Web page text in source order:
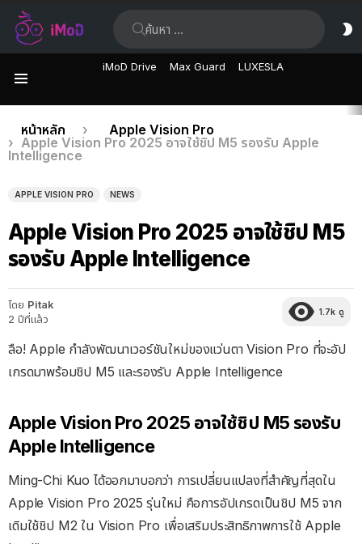
iMoD Drive Max Guard LUXESLA
เรื่อง
ล่าสุด
คุณอยู่ที่นี่:
หน้าหลัก
Apple Vision Pro
Apple Vision Pro 2025 อาจใช้ชิป M5 รองรับ Apple
Intelligence
APPLE VISION PRO NEWS
Apple Vision Pro 2025 อาจใช้ชิป M5
รองรับ Apple Intelligence
โดย Pitak
2 ปีที่แล้ว
1.7k ดู
ลือ! Apple กำลังพัฒนาเวอร์ชันใหม่ของแว่นตา Vision Pro ที่จะอัป
เกรดมาพร้อมชิป M5 และรองรับ Apple Intelligence
Apple Vision Pro 2025 อาจใช้ชิป M5 รองรับ
Apple Intelligence
Ming-Chi Kuo ได้ออกมาบอกว่า การเปลี่ยนแปลงที่สำคัญที่สุดใน
Apple Vision Pro 2025 รุ่นใหม่ คือการอัปเกรดเป็นชิป M5 จาก
เดิมใช้ชิป M2 ใน Vision Pro เพื่อเสริมประสิทธิภาพการใช้ Apple